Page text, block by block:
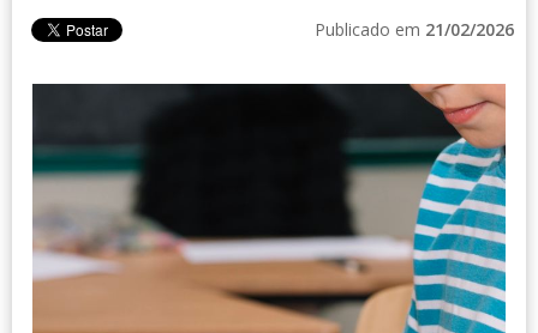
Publicado em 21/02/2026